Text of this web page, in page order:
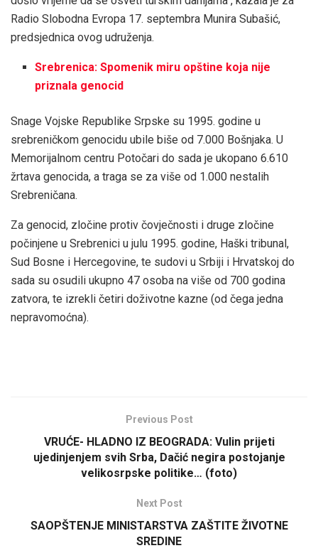
Radio Slobodna Evropa 17. septembra Munira Subašić,
predsjednica ovog udruženja.
Srebrenica: Spomenik miru opštine koja nije
priznala genocid
Snage Vojske Republike Srpske su 1995. godine u
srebreničkom genocidu ubile biše od 7.000 Bošnjaka. U
Memorijalnom centru Potočari do sada je ukopano 6.610
žrtava genocida, a traga se za više od 1.000 nestalih
Srebreničana.
Za genocid, zločine protiv čovječnosti i druge zločine
počinjene u Srebrenici u julu 1995. godine, Haški tribunal,
Sud Bosne i Hercegovine, te sudovi u Srbiji i Hrvatskoj do
sada su osudili ukupno 47 osoba na više od 700 godina
zatvora, te izrekli četiri doživotne kazne (od čega jedna
nepravomoćna).
Previous Post
VRUĆE- HLADNO IZ BEOGRADA: Vulin prijeti
ujedinjenjem svih Srba, Dačić negira postojanje
velikosrpske politike… (foto)
Next Post
SAOPŠTENJE MINISTARSTVA ZAŠTITE ŽIVOTNE
SREDINE